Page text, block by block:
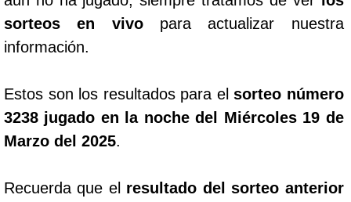
sorteos en vivopara actualizar nuestra
información.
Estos son los resultados para elsorteo número
3238 jugado en la noche del Miércoles 19 de
Marzo del 2025.
Recuerda que el resultado del sorteo anterior